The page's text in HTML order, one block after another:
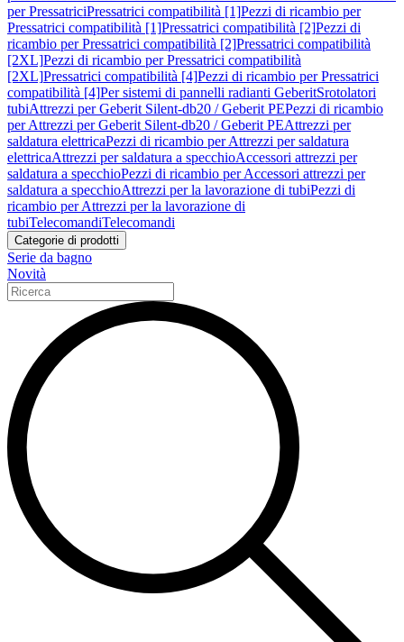
per PressatriciPressatrici compatibilità [1]Pezzi di ricambio per
Pressatrici compatibilità [1]Pressatrici compatibilità [2]Pezzi di
ricambio per Pressatrici compatibilità [2]Pressatrici compatibilità
[2XL]Pezzi di ricambio per Pressatrici compatibilità
[2XL]Pressatrici compatibilità [4]Pezzi di ricambio per Pressatrici
compatibilità [4]Per sistemi di pannelli radianti GeberitSrotolatori
tubiAttrezzi per Geberit Silent-db20 / Geberit PEPezzi di ricambio
per Attrezzi per Geberit Silent-db20 / Geberit PEAttrezzi per
saldatura elettricaPezzi di ricambio per Attrezzi per saldatura
elettricaAttrezzi per saldatura a specchioAccessori attrezzi per
saldatura a specchioPezzi di ricambio per Accessori attrezzi per
saldatura a specchioAttrezzi per la lavorazione di tubiPezzi di
ricambio per Attrezzi per la lavorazione di
tubiTelecomandiTelecomandi
Categorie di prodotti
Serie da bagno
Novità